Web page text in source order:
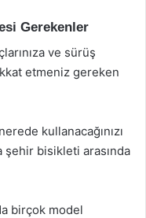
Gerekenler
ve sürüş
etmeniz gereken
kullanacağınızı
bisikleti arasında
birçok model